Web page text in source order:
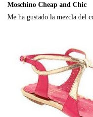
Moschino Cheap and Chic
Me ha gustado la mezcla del